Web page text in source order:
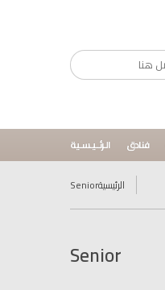
الـرئــيـسـية فنادق
الرئيسيةSenior
Senior